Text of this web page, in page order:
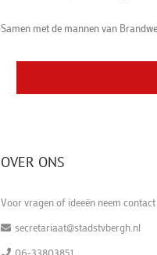
Samen met de mannen van
OVER ONS
Voor vragen of ideeën neem contact
secretariaat@stadstvbergh.nl
06-33803851